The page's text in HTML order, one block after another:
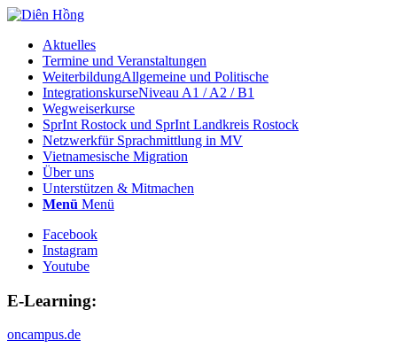
Aktuelles
Termine und Veranstaltungen
WeiterbildungAllgemeine und Politische
IntegrationskurseNiveau A1 / A2 / B1
Wegweiserkurse
SprInt Rostock und SprInt Landkreis Rostock
Netzwerkfür Sprachmittlung in MV
Vietnamesische Migration
Über uns
Unterstützen & Mitmachen
Menü Menü
Facebook
Instagram
Youtube
E-Learning:
oncampus.de